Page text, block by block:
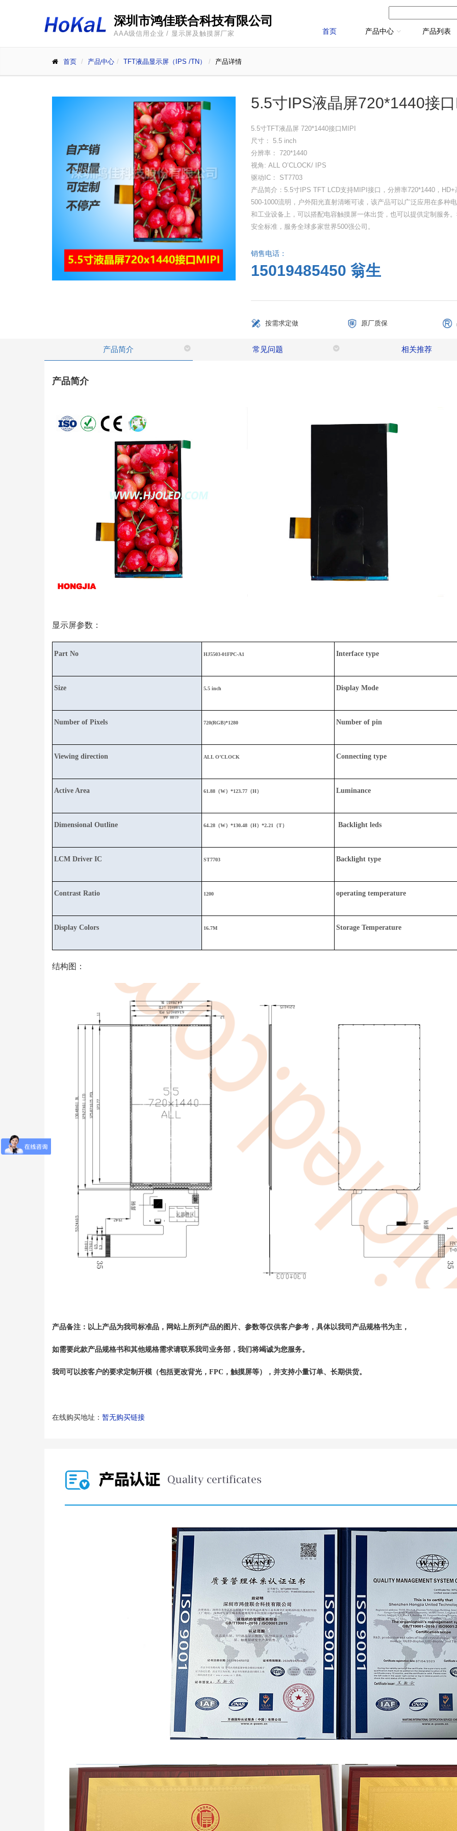
深圳市鸿佳联合科技有限公司
AAA级信用企业 / 显示屏及触摸屏厂家 首页 产品中心 产品列表
首页 产品中心 TFT液晶显示屏（IPS /TN） 产品详情
5.5寸IPS液晶屏720*1440接
5.5寸TFT液晶屏 720*1440接口MIPI
尺寸： 5.5 inch
分辨率： 720*1440
视角: ALL O’CLOCK/ IPS
驱动IC： ST7703
产品简介：5.5寸IPS TFT LCD支持MIPI接口，分辨率720*1440，
500-1000流明，户外阳光直射清晰可读，该产品可以广泛应用在多种
和工业设备上，可以搭配电容触摸屏一体出货，也可以提供定制服务
安全标准，服务全球多家世界500强公司。
销售电话：
15019485450 翁生
按需求定做 原厂质保
产品简介 常见问题 相关推荐
产品简介
显示屏参数：
Part No HJ5503-01FPC-A1 Interface type
Size 5.5 inch Display Mode
Number of Pixels 720(RGB)*1280 Number of pin
Viewing direction ALL O’CLOCK Connecting type
Active Area 61.88（W）*123.77（H） Luminance
Dimensional Outline 64.28（W）*130.48（H）*2.21（T） Backlight leds
LCM Driver IC ST7703 Backlight type
Contrast Ratio 1200 operating temperature
Display Colors 16.7M Storage Temperature
结构图：
产品备注 ： 以上产品为我司标准品，网站上所列产品的图片、参数等仅供客户参考，具体以我司产品规格书为主，
如需要此款产品规格书和其他规格需求请联系我司业务部，我们将竭诚为您服务。
我司可以按客户的要求定制开模 （包括更改背光，FPC，触摸屏等） ， 并支持小量订单、 长期供货。
在线购买地址： 暂无购买链接